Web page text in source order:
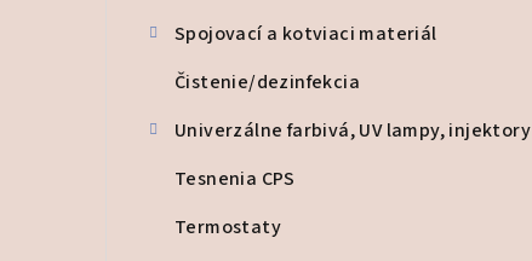
Spojovací a kotviaci materiál
Čistenie/dezinfekcia
Univerzálne farbivá, UV lampy, injektory
Tesnenia CPS
Termostaty